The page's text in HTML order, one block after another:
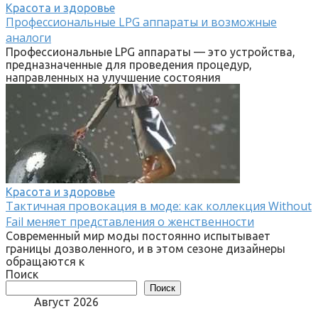
Красота и здоровье
Профессиональные LPG аппараты и возможные
аналоги
Профессиональные LPG аппараты — это устройства,
предназначенные для проведения процедур,
направленных на улучшение состояния
Красота и здоровье
Тактичная провокация в моде: как коллекция Without
Fail меняет представления о женственности
Современный мир моды постоянно испытывает
границы дозволенного, и в этом сезоне дизайнеры
обращаются к
Поиск
Поиск
Август 2026